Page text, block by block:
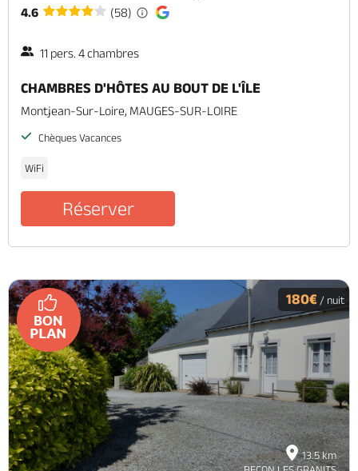
4.6 (58)
11 pers. 4 chambres
CHAMBRES D'HÔTES AU BOUT DE L'ÎLE
Montjean-Sur-Loire, MAUGES-SUR-LOIRE
Chèques Vacances
WiFi
Réserver
13.5 km
180€ / nuit